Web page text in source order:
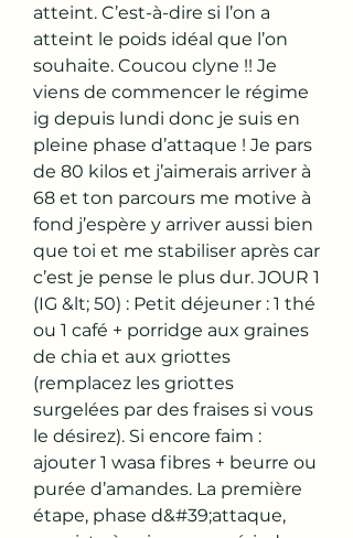
atteint. C’est-à-dire si l’on a
atteint le poids idéal que l’on
souhaite. Coucou clyne !! Je
viens de commencer le régime
ig depuis lundi donc je suis en
pleine phase d’attaque ! Je pars
de 80 kilos et j’aimerais arriver à
68 et ton parcours me motive à
fond j’espère y arriver aussi bien
que toi et me stabiliser après car
c’est je pense le plus dur. JOUR 1
(IG &lt; 50) : Petit déjeuner : 1 thé
ou 1 café + porridge aux graines
de chia et aux griottes
(remplacez les griottes
surgelées par des fraises si vous
le désirez). Si encore faim :
ajouter 1 wasa fibres + beurre ou
purée d’amandes. La première
étape, phase d&#39;attaque,